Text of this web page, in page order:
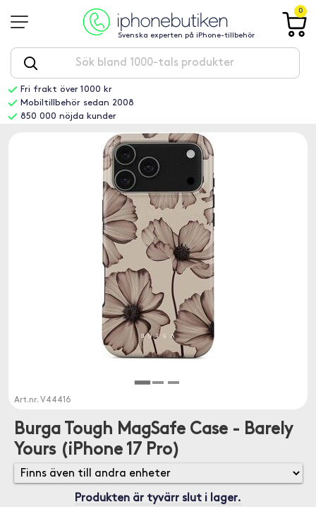
Svenska experten på iPhone-tillbehör
0
Fri frakt över 1000 kr
Mobiltillbehör sedan 2008
850 000 nöjda kunder
Art.nr. V44416
Burga Tough MagSafe Case - Barely
Yours (iPhone 17 Pro)
Produkten är tyvärr slut i lager.